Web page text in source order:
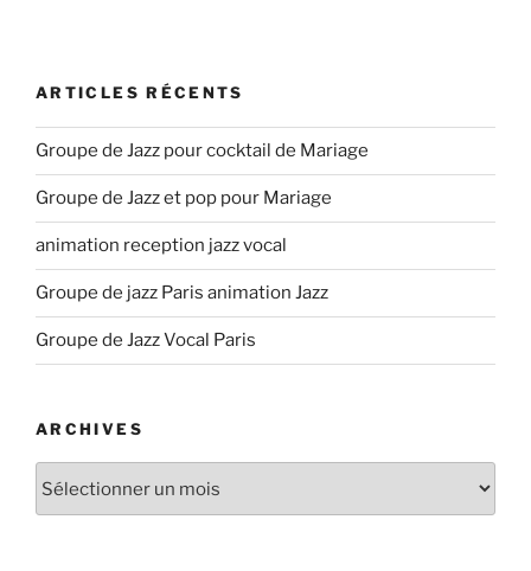
ARTICLES RÉCENTS
Groupe de Jazz pour cocktail de Mariage
Groupe de Jazz et pop pour Mariage
animation reception jazz vocal
Groupe de jazz Paris animation Jazz
Groupe de Jazz Vocal Paris
ARCHIVES